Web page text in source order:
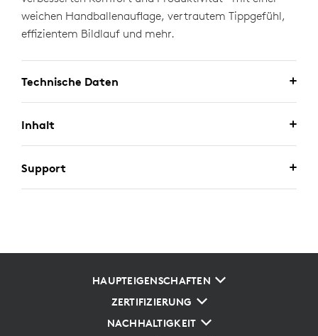
weichen Handballenauflage, vertrautem Tippgefühl,
effizientem Bildlauf und mehr.
Technische Daten
Inhalt
Support
HAUPTEIGENSCHAFTEN
ZERTIFIZIERUNG
NACHHALTIGKEIT